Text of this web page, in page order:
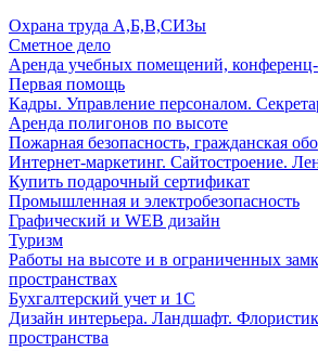
Охрана труда А,Б,В,СИЗы
Сметное дело
Аренда учебных помещений, конференц-
Первая помощь
Кадры. Управление персоналом.
Аренда полигонов по высоте
Пожарная безопасность, гражданская
Интернет-маркетинг. Сайтостроение.
Купить подарочный сертификат
Промышленная и электробезопасность
Графический и WEB дизайн
Туризм
Работы на высоте и в ограниченных
пространствах
Бухгалтерский учет и 1С
Дизайн интерьера. Ландшафт.
пространства